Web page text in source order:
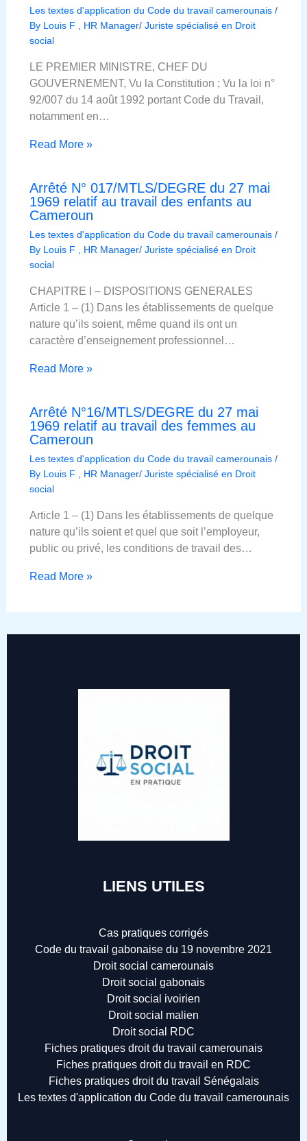
Les textes d'application du Code du travail camerounais/
By Louis F , HR Manager/ Juriste spécialisé en Droit
social
LE PREMIER MINISTRE, CHEF DU
GOUVERNEMENT, Vu la Constitution ; Vu la loi n°
92/007 du 14 août 1992 portant Code du Travail,
notamment en…
Read More »
Arrêté N° 017/MTLS/DEGRE du 27 mai
1969 relatif au travail des enfants au
Cameroun
Les textes d'application du Code du travail camerounais/
By Louis F , HR Manager/ Juriste spécialisé en Droit
social
CHAPITRE I – DISPOSITIONS GENERALES
Article 1 – (1) Dans les établissements de quelque
nature qu’ils soient, même quand ils ont un
caractère d’enseignement professionnel…
Read More »
Arrêté N°16/MTLS/DEGRE du 27 mai
1969 relatif au travail des femmes au
Cameroun
Les textes d'application du Code du travail camerounais/
By Louis F , HR Manager/ Juriste spécialisé en Droit
social
Article 1 – (1) Dans les établissements de quelque
nature qu’ils soient et quel que soit l’employeur,
public ou privé, les conditions de travail des…
Read More »
LIENS UTILES
Cas pratiques corrigés
Code du travail gabonaise du 19 novembre 2021
Droit social camerounais
Droit social gabonais
Droit social ivoirien
Droit social malien
Droit social RDC
Fiches pratiques droit du travail camerounais
Fiches pratiques droit du travail en RDC
Fiches pratiques droit du travail Sénégalais
Les textes d'application du Code du travail camerounais